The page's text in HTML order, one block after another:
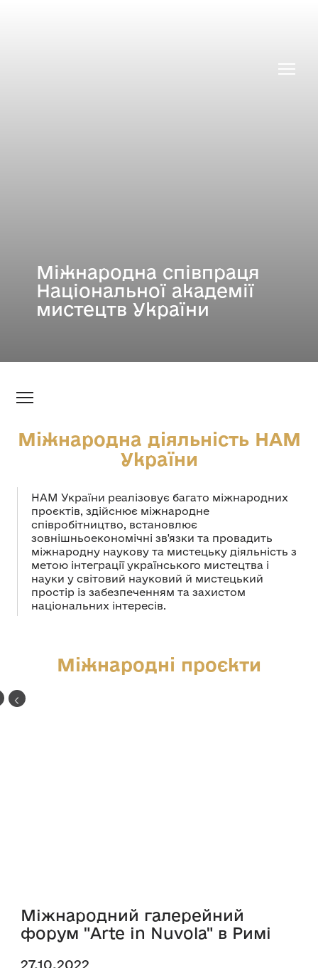
Міжнародна співпраця
Національної академії
мистецтв України
Міжнародна діяльність НАМ
України
НАМ України реалізовує багато міжнародних
проєктів, здійснює міжнародне
співробітництво, встановлює
зовнішньоекономічні зв'язки та провадить
міжнародну наукову та мистецьку діяльність з
метою інтеграції українського мистецтва і
науки у світовий науковий й мистецький
простір із забезпеченням та захистом
національних інтересів.
Міжнародні проєкти
Міжнародний галерейний
форум "Arte in Nuvola" в Римі
27.10.2022